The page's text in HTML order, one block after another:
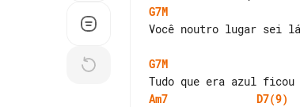
G7M
Você noutro lugar sei
G7M
Am7
D7(9)